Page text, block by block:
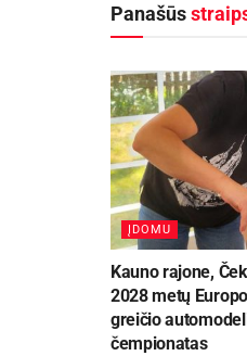
Panašūs
ĮDOMU
Kauno rajone,
2028 metų
greičio
čempionatas